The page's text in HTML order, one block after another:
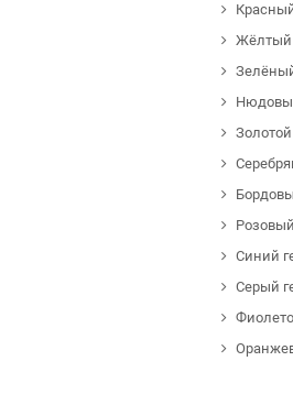
Жёлтый
Синий
Серый